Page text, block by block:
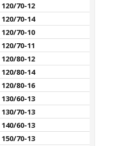
120/70-12
120/70-14
120/70-10
120/70-11
120/80-12
120/80-14
120/80-16
130/60-13
130/70-13
140/60-13
150/70-13